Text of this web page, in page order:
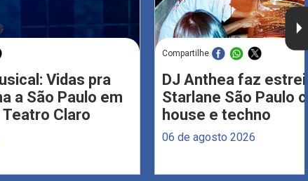
Vidas pra
a São Paulo em
Claro
Compartilhe
DJ Anthea faz
Starlane São Paulo
house e techno
06 de agosto 2026